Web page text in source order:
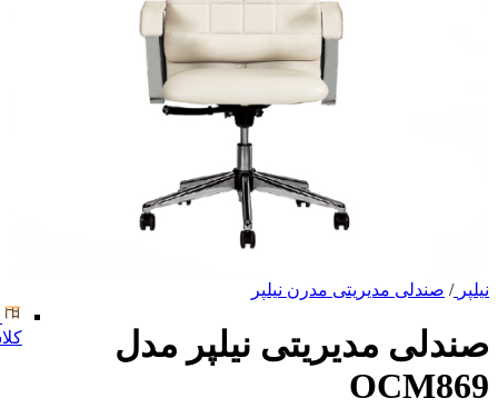
نیلپر / صندلی مدیریتی مدرن نیلپر
صندلی مدیریتی نیلپر مدل
OCM869